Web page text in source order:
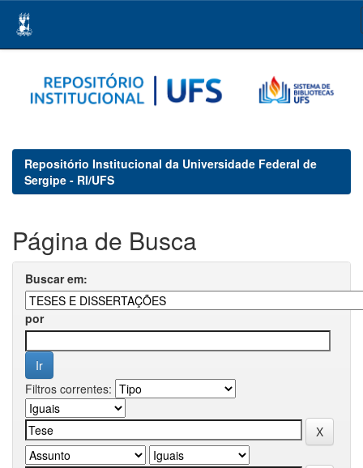
navigation
Repositório Institucional da Universidade Federal de
Sergipe - RI/UFS
Página de Busca
Buscar em:
por
Filtros correntes: